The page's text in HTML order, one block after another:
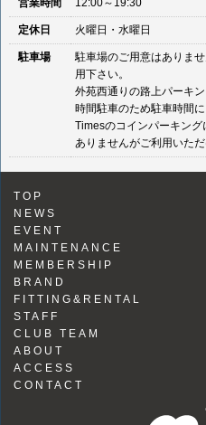
営業時間 12:00～19:30
定休日 火曜日・水曜日
駐車場
駐車場のご用意はありま
用下さい。
外苑西通りの路上パーキ
時間駐車のため駐車時間
Timesのコインパーキン
ありませんがご利用いただ
TOP
NEWS
EVENT
MAINTENANCE
MEMBERSHIP
BRAND
FITTING&RENTAL
STAFF
CLUB TEAM
ABOUT
ACCESS
CONTACT